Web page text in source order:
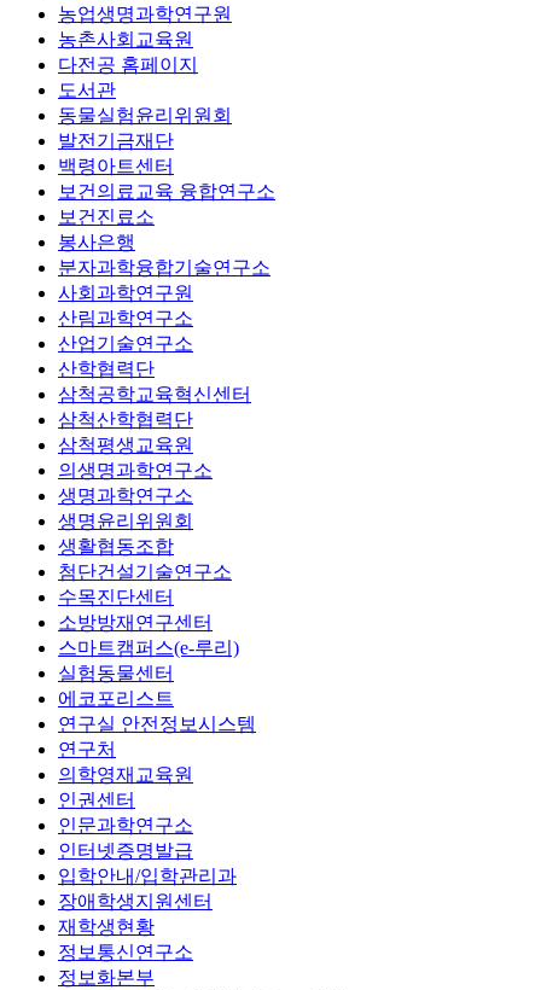
농업생명과학연구원
농촌사회교육원
다전공 홈페이지
도서관
동물실험윤리위원회
발전기금재단
백령아트센터
보건의료교육 융합연구소
보건진료소
봉사은행
분자과학융합기술연구소
사회과학연구원
산림과학연구소
산업기술연구소
산학협력단
삼척공학교육혁신센터
삼척산학협력단
삼척평생교육원
의생명과학연구소
생명과학연구소
생명윤리위원회
생활협동조합
첨단건설기술연구소
수목진단센터
소방방재연구센터
스마트캠퍼스(e-루리)
실험동물센터
에코포리스트
연구실 안전정보시스템
연구처
의학영재교육원
인권센터
인문과학연구소
인터넷증명발급
입학안내/입학관리과
장애학생지원센터
재학생현황
정보통신연구소
정보화본부